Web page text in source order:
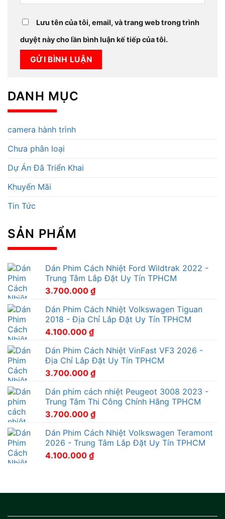
Lưu tên của tôi, email, và trang web trong trình
duyệt này cho lần bình luận kế tiếp của tôi.
DANH MỤC
camera hành trình
Chưa phân loại
Dự Án Đã Triển Khai
Khuyến Mãi
Tin Tức
SẢN PHẨM
Dán Phim Cách Nhiệt Ford Wildtrak 2022 -
Trung Tâm Lắp Đặt Uy Tín TPHCM
3.700.000 ₫
Dán Phim Cách Nhiệt Volkswagen Tiguan
2018 - Địa Chỉ Lắp Đặt Uy Tín TPHCM
4.100.000 ₫
Dán Phim Cách Nhiệt VinFast VF3 2026 -
Địa Chỉ Lắp Đặt Uy Tín TPHCM
3.700.000 ₫
Dán phim cách nhiệt Peugeot 3008 2023 -
Trung Tâm Thi Công Chính Hãng TPHCM
3.700.000 ₫
Dán Phim Cách Nhiệt Volkswagen Teramont
2026 - Trung Tâm Lắp Đặt Uy Tín TPHCM
4.100.000 ₫